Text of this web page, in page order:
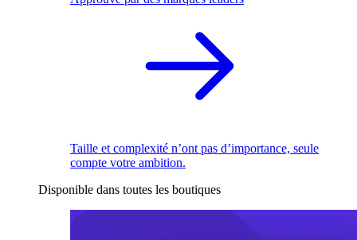
Taille et complexité n’ont pas d’importance, seule
compte votre ambition.
Disponible dans toutes les boutiques